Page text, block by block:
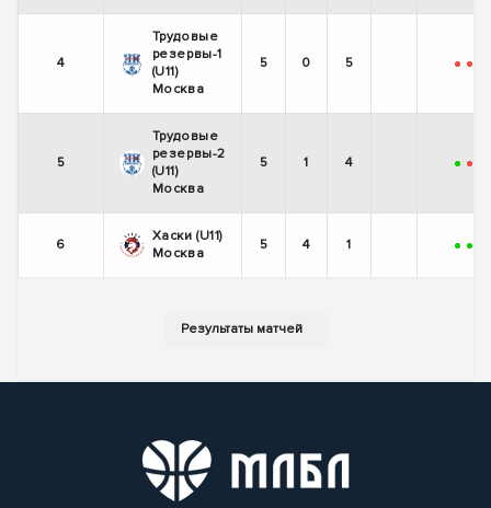
4
Трудовые
резервы-1
(U11)
Москва
5 0 5 - -
5
Трудовые
резервы-2
(U11)
Москва
5 1 4 + -
6
Хаски (U11)
Москва
5 4 1 + +